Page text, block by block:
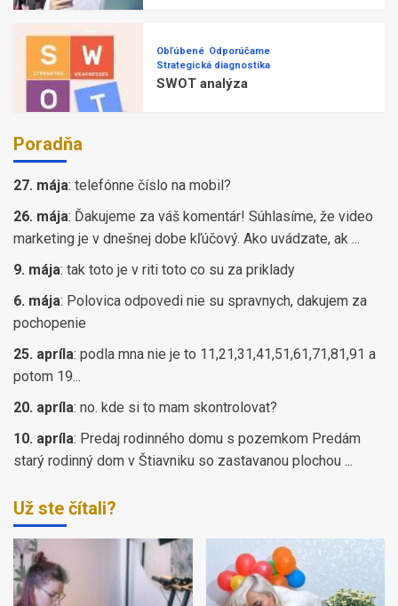
Obľúbené Odporúčame
Strategická diagnostika
SWOT analýza
Poradňa
27. mája: telefónne číslo na mobil?
26. mája: Ďakujeme za váš komentár! Súhlasíme, že video
marketing je v dnešnej dobe kľúčový. Ako uvádzate, ak ...
9. mája: tak toto je v riti toto co su za priklady
6. mája: Polovica odpovedi nie su spravnych, dakujem za
pochopenie
25. apríla: podla mna nie je to 11,21,31,41,51,61,71,81,91 a
potom 19...
20. apríla: no. kde si to mam skontrolovat?
10. apríla: Predaj rodinného domu s pozemkom Predám
starý rodinný dom v Štiavniku so zastavanou plochou ...
Už ste čítali?